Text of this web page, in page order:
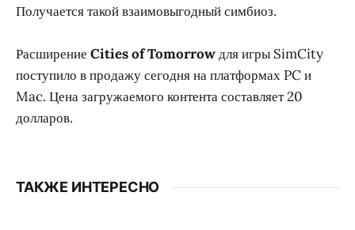
Получается такой взаимовыгодный симбиоз.
Расширение Cities of Tomorrowдля игры SimCity
поступило в продажу сегодня на платформах PC и
Mac. Цена загружаемого контента составляет 20
долларов.
ТАКЖЕ ИНТЕРЕСНО